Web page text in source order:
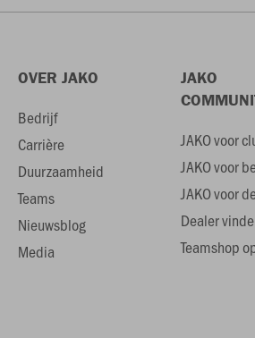
OVER JAKO
Bedrijf
Carrière
Duurzaamheid
Teams
Nieuwsblog
Media
JAKO
JAKO voor
JAKO voor
JAKO voor
Dealer
Teamshop